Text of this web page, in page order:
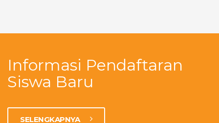
Informasi Pendaftaran
Siswa Baru
SELENGKAPNYA